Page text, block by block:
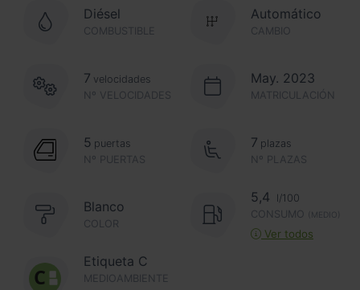
Diésel
COMBUSTIBLE CAMBIO
Automático
Nº VELOCIDADES
7 velocidades May. 2023
MATRICULACIÓN
Nº PUERTAS
5 puertas
Nº PLAZAS
7 plazas
Blanco
COLOR
5,4
l/100
CONSUMO
(MEDIO)
Ver todos
Etiqueta C
MEDIOAMBIENTE